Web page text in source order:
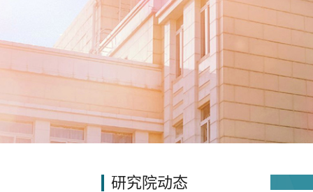
研究院动态